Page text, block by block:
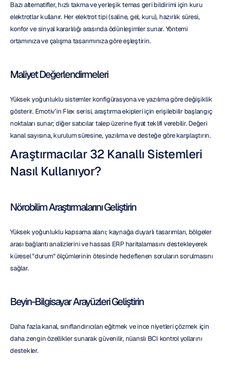
Bazı alternatifler, hızlı takma ve yerleşik temas geri bildirimi için kuru
elektrotlar kullanır. Her elektrot tipi (saline, gel, kuru), hazırlık süresi,
konfor ve sinyal kararlılığı arasında ödünleşimler sunar. Yöntemi
ortamınıza ve çalışma tasarımınıza göre eşleştirin.
Maliyet Değerlendirmeleri
Yüksek yoğunluklu sistemler konfigürasyona ve yazılıma göre değişiklik
gösterir. Emotiv’in Flex serisi, araştırma ekipleri için erişilebilir başlangıç
noktaları sunar; diğer satıcılar talep üzerine fiyat teklifi verebilir. Değeri
kanal sayısına, kurulum süresine, yazılıma ve desteğe göre karşılaştırın.
Araştırmacılar 32 Kanallı Sistemleri
Nasıl Kullanıyor?
Nörobilim Araştırmalarını Geliştirin
Yüksek yoğunluklu kapsama alanı; kaynağa duyarlı tasarımları, bölgeler
arası bağlantı analizlerini ve hassas ERP haritalamasını destekleyerek
küresel "durum" ölçümlerinin ötesinde hedeflenen soruların sorulmasını
sağlar.
Beyin-Bilgisayar Arayüzleri Geliştirin
Daha fazla kanal, sınıflandırıcıları eğitmek ve ince niyetleri çözmek için
daha zengin özellikler sunarak güvenilir, nüanslı BCI kontrol yollarını
destekler.